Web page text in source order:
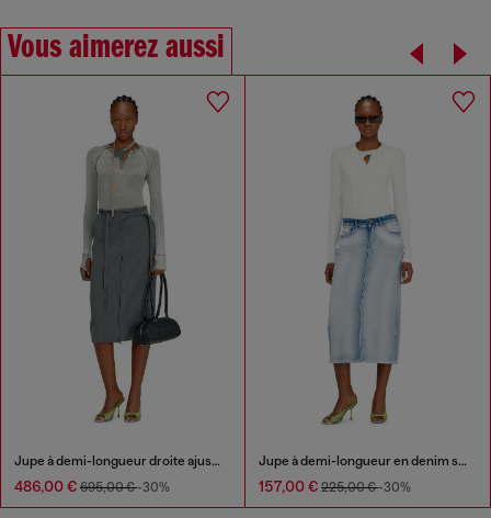
Vous aimerez aussi
Jupe à demi-longueur droite ajustée avec brides style biker
486,00 € 695,00 €-30%
Jupe à demi-longueur en denim skeleton mi-léger
157,00 € 225,00 €-30%